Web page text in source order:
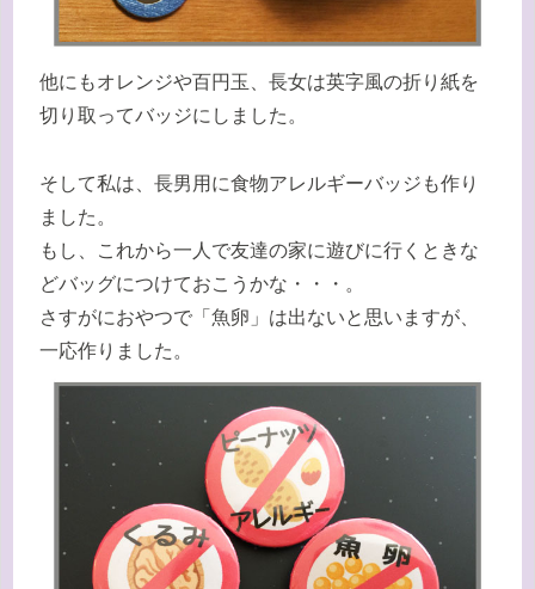
他にもオレンジや百円玉、長女は英字風の折り紙を
切り取ってバッジにしました。
そして私は、長男用に食物アレルギーバッジも作り
ました。
もし、これから一人で友達の家に遊びに行くときな
どバッグにつけておこうかな・・・。
さすがにおやつで「魚卵」は出ないと思いますが、
一応作りました。